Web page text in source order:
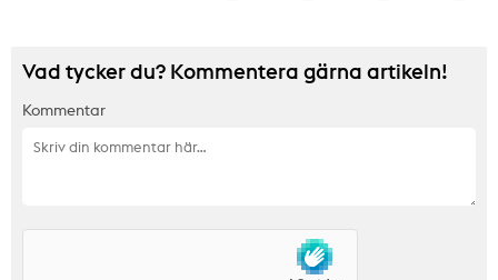
Vad tycker du? Kommentera gärna artikeln!
Kommentar